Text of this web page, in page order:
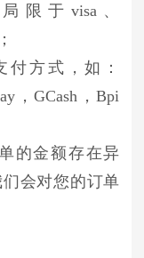
限于visa、
付方式，如：
，GCash，Bpi
的金额存在异
会对您的订单